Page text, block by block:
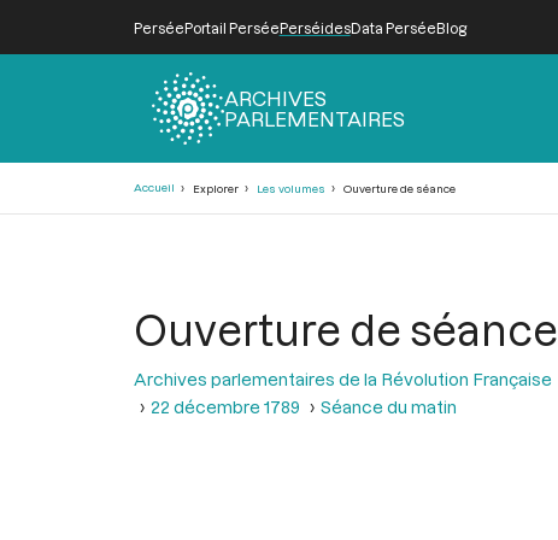
PerséePortail PerséePerséidesData PerséeBlog
ARCHIVES
PARLEMENTAIRES
Accueil Explorer Les volumes Ouverture de séance
Ouverture de séance
Archives parlementaires de la Révolution Française
22 décembre 1789
Séance du matin